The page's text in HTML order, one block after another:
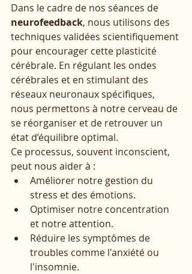
Dans le cadre de nos séances de
neurofeedback, nous utilisons des
techniques validées scientifiquement
pour encourager cette plasticité
cérébrale. En régulant les ondes
cérébrales et en stimulant des
réseaux neuronaux spécifiques,
nous permettons à notre cerveau de
se réorganiser et de retrouver un
état d’équilibre optimal.
Ce processus, souvent inconscient,
peut nous aider à :
Améliorer notre gestion du
stress et des émotions.
Optimiser notre concentration
et notre attention.
Réduire les symptômes de
troubles comme l'anxiété ou
l'insomnie.